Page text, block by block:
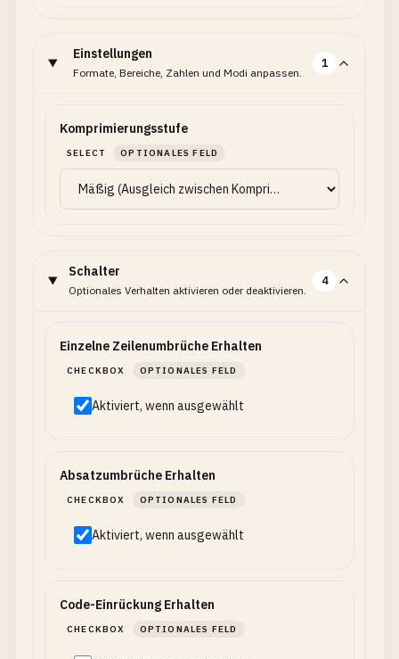
Einstellungen
Formate, Bereiche, Zahlen und Modi anpassen.
1
Komprimierungsstufe
SELECT OPTIONALES FELD
Schalter
Optionales Verhalten aktivieren oder deaktivieren.
4
Einzelne Zeilenumbrüche Erhalten
CHECKBOX OPTIONALES FELD
Aktiviert, wenn ausgewählt
Absatzumbrüche Erhalten
CHECKBOX OPTIONALES FELD
Aktiviert, wenn ausgewählt
Code-Einrückung Erhalten
CHECKBOX OPTIONALES FELD